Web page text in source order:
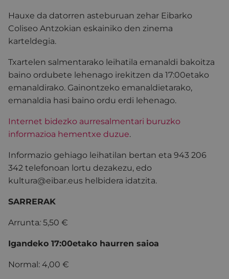
Hauxe da datorren asteburuan zehar Eibarko
Coliseo Antzokian eskainiko den zinema
karteldegia.
Txartelen salmentarako leihatila emanaldi bakoitza
baino ordubete lehenago irekitzen da 17:00etako
emanaldirako. Gainontzeko emanaldietarako,
emanaldia hasi baino ordu erdi lehenago.
Internet bidezko aurresalmentari buruzko
informazioa hementxe duzue.
Informazio gehiago leihatilan bertan eta 943 206
342 telefonoan lortu dezakezu, edo
kultura@eibar.eus helbidera idatzita.
SARRERAK
Arrunta: 5,50 €
Igandeko 17:00etako haurren saioa
Normal: 4,00 €